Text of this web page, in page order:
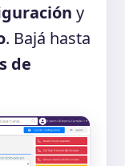
y
. Bajá hasta
de